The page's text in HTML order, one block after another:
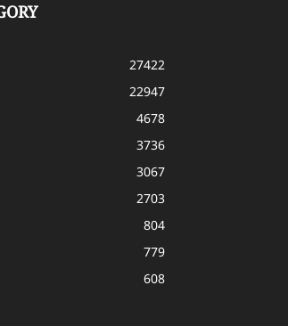
27422
22947
4678
3736
3067
2703
804
779
608